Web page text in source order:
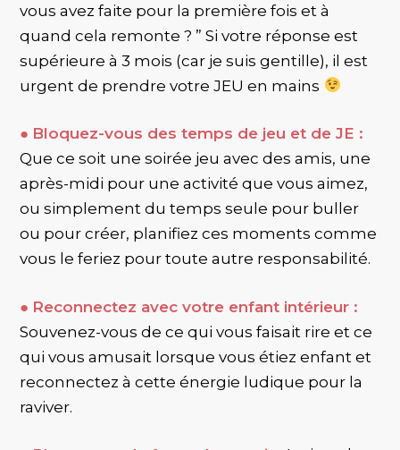
vous avez faite pour la première fois et à
quand cela remonte ? ” Si votre réponse est
supérieure à 3 mois (car je suis gentille), il est
urgent de prendre votre JEU en mains
● Bloquez-vous des temps de jeu et de JE :
Que ce soit une soirée jeu avec des amis, une
après-midi pour une activité que vous aimez,
ou simplement du temps seule pour buller
ou pour créer, planifiez ces moments comme
vous le feriez pour toute autre responsabilité.
● Reconnectez avec votre enfant intérieur :
Souvenez-vous de ce qui vous faisait rire et ce
qui vous amusait lorsque vous étiez enfant et
reconnectez à cette énergie ludique pour la
raviver.